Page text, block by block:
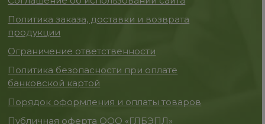
Политика заказа, доставки и возврата
продукции
Ограничение ответственности
Политика безопасности при оплате
банковской картой
Порядок оформления и оплаты товаров
Публичная оферта ООО «ГЛБЭПЛ»